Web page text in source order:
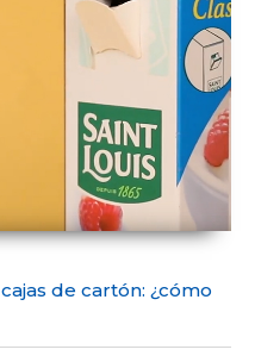
de cartón: ¿cómo